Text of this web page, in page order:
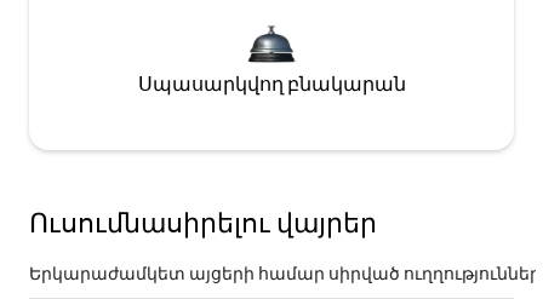
Սպասարկվող բնակարան
Ուսումնասիրելու վայրեր
Երկարաժամկետ այցերի համար սիրված ուղղություններ